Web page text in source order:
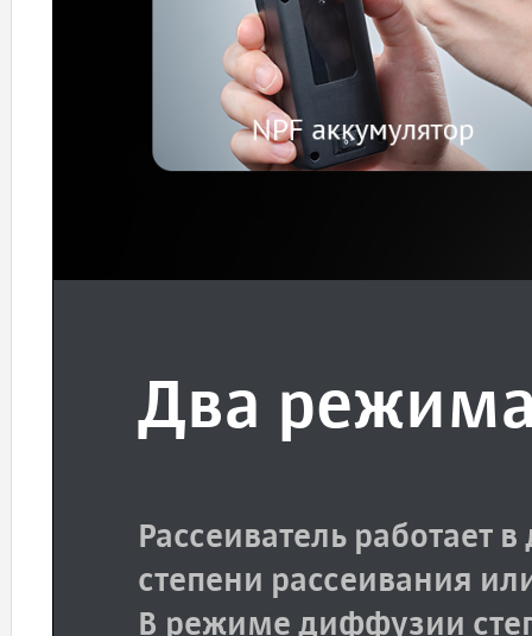
Два
Рассеиватель работает
степени рассеивания
В режиме диффузии